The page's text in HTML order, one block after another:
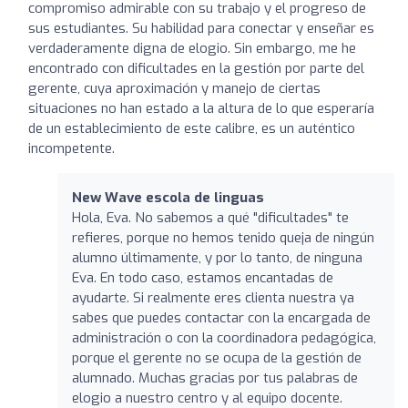
compromiso admirable con su trabajo y el progreso de
sus estudiantes. Su habilidad para conectar y enseñar es
verdaderamente digna de elogio. Sin embargo, me he
encontrado con dificultades en la gestión por parte del
gerente, cuya aproximación y manejo de ciertas
situaciones no han estado a la altura de lo que esperaría
de un establecimiento de este calibre, es un auténtico
incompetente.
New Wave escola de linguas
Hola, Eva. No sabemos a qué "dificultades" te
refieres, porque no hemos tenido queja de ningún
alumno últimamente, y por lo tanto, de ninguna
Eva. En todo caso, estamos encantadas de
ayudarte. Si realmente eres clienta nuestra ya
sabes que puedes contactar con la encargada de
administración o con la coordinadora pedagógica,
porque el gerente no se ocupa de la gestión de
alumnado. Muchas gracias por tus palabras de
elogio a nuestro centro y al equipo docente.